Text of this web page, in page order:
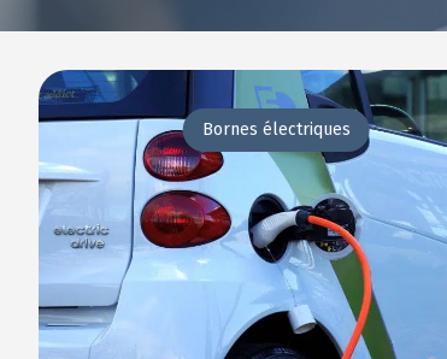
Plomberie
Plâtrerie
Climatisation
Bornes électriques
Pompe à chaleur
Isolation
Revêtement de sol
Bornes électriques